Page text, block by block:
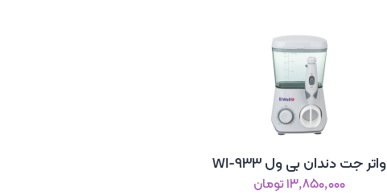
واتر جت دندان بی ول WI-933
۱۳٬۸۵۰٬۰۰۰ تومان